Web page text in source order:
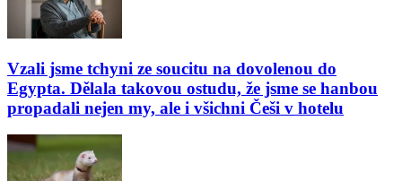
Vzali jsme tchyni ze soucitu na dovolenou do
Egypta. Dělala takovou ostudu, že jsme se hanbou
propadali nejen my, ale i všichni Češi v hotelu